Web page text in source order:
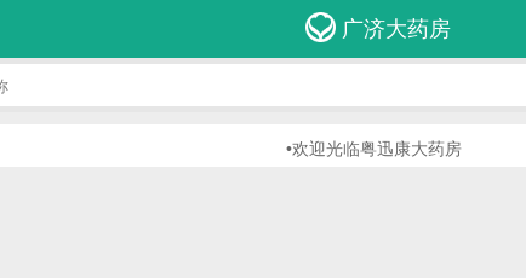
广济大药房
•欢迎光临粤迅康大药房